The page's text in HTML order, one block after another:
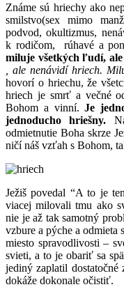
Známe sú hriechy ako
smilstvo(sex mimo
podvod, okultizmus,
k rodičom, rúhavé a
miluje všetkých ľudí,
, ale nenávidí hriech.
hovorí o hriechu, že
hriech je smrť a večné
Bohom a vinní.Je
jednoducho hriešny.
odmietnutie Boha skrze
ničí náš vzťah s Bohom,
Ježiš povedal “A to je
viacej milovali tmu ako
nie je až tak samotný
vzbure a pýche a odmieta
miesto spravodlivosti –
svieti, a to je obariť sa
jediný zaplatil dostatočné
dokáže dokonale očistiť.